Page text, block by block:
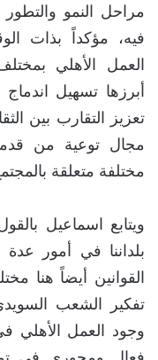
مراحل النمو والتطور
فيه، مؤكداً بذات
العمل الأهلي
أبرزها تسهيل
تعزيز التقارب بين
مجال توعية من
مختلفة متعلقة
ويتابع اسماعيل
بلداننا في أمور عدة
القوانين أيضاً هنا
تفكير الشعب
وجود العمل الأهلي